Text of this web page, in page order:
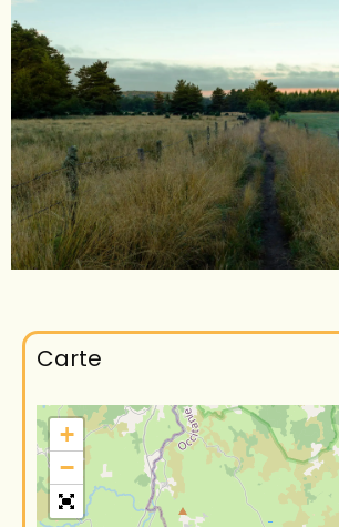
Carte
+
−